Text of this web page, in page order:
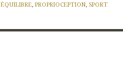
ÉQUILIBRE, PROPRIOCEPTION, SPORT